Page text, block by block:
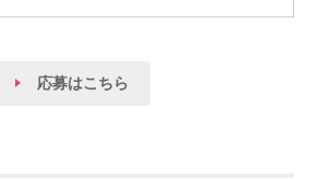
応募はこちら